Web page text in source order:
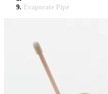
Evaporate Pipe